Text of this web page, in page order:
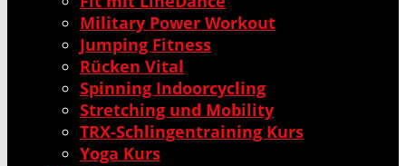
Military Power Workout
Jumping Fitness
Rücken Vital
Spinning Indoorcycling
Stretching und Mobility
TRX-Schlingentraining Kurs
Yoga Kurs